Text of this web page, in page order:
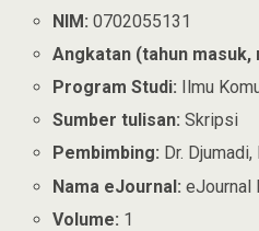
NIM: 0702055131
Angkatan (tahun masuk,
Program Studi: Ilmu
Sumber tulisan: Skripsi
Pembimbing: Dr.
Nama eJournal: eJournal
Volume: 1